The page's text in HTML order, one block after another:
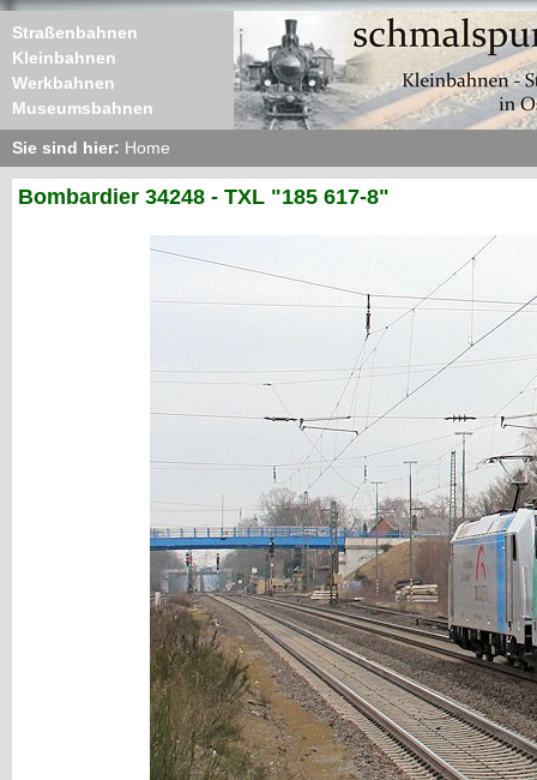
Straßenbahnen
Kleinbahnen
Werkbahnen
Museumsbahnen
Sie sind hier: Home
Bombardier 34248 - TXL "185 617-8"